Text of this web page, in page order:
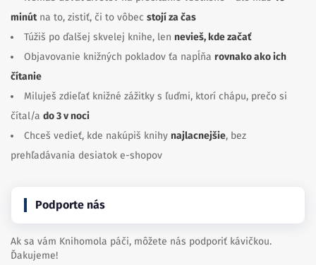
Objavovanie knižných pokladov ťa napĺňa
čítanie
Miluješ zdieľať knižné zážitky s ľuďmi, ktorí chápu, prečo si
čítal/a
Chceš vedieť, kde nakúpiš knihy
najlacnejšie , bez
prehľadávania desiatok e-shopov
Podporte nás
Ak sa vám Knihomola páči, môžete nás podporiť kávičkou.
Ďakujeme!
Kúpte nám kávu